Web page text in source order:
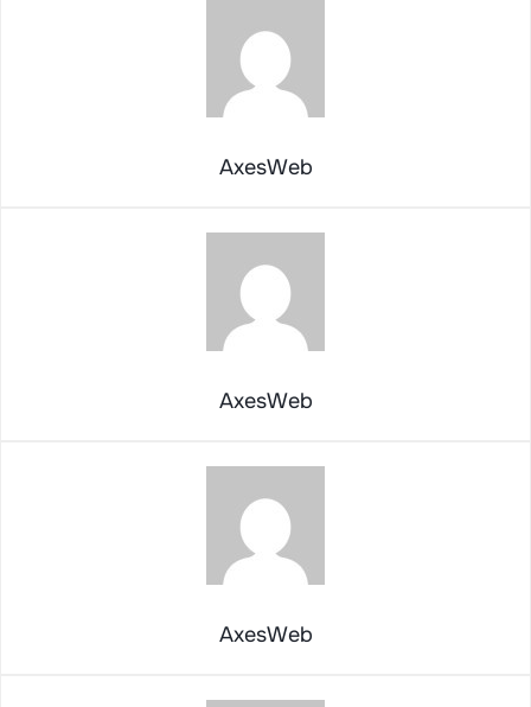
AxesWeb
AxesWeb
AxesWeb